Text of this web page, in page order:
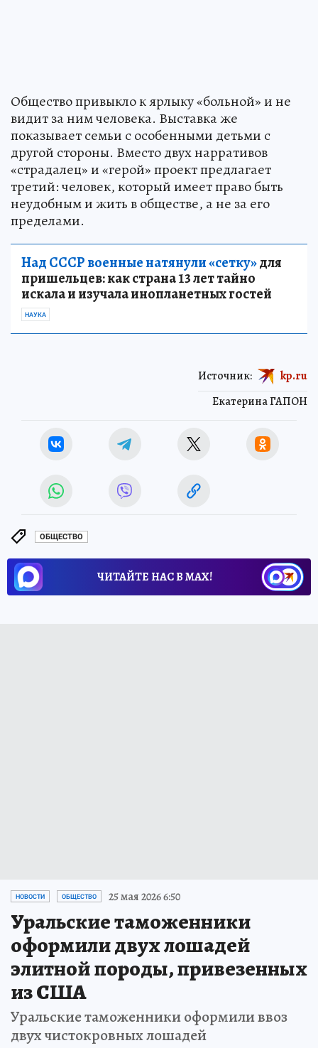
Общество привыкло к ярлыку «больной» и не
видит за ним человека. Выставка же
показывает семьи с особенными детьми с
другой стороны. Вместо двух нарративов
«страдалец» и «герой» проект предлагает
третий: человек, который имеет право быть
неудобным и жить в обществе, а не за его
пределами.
Над СССР военные натянули «сетку»для
пришельцев: как страна 13 лет тайно
искала и изучала инопланетных гостей
НАУКА
Екатерина ГАПОН
Источник: kp.ru
ОБЩЕСТВО
ЧИТАЙТЕ НАС В МАХ!
НОВОСТИ ОБЩЕСТВО 25 мая 2026 6:50
Уральские таможенники
оформили двух лошадей
элитной породы, привезенных
из США
Уральские таможенники оформили ввоз
двух чистокровных лошадей